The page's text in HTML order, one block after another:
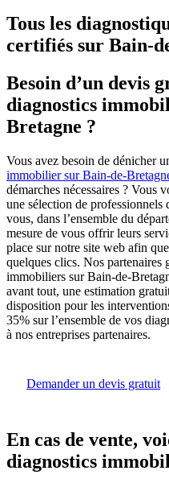
Tous les
certifiés sur Bain-
Besoin d’un devis
diagnostics
Bretagne ?
Vous avez besoin de dénicher
immobilier sur Bain-de-
démarches nécessaires ? Vous
une sélection de
vous, dans l’ensemble du
mesure de vous offrir leurs
place sur notre site web afin
quelques clics. Nos partenaires
immobiliers sur Bain-de-
avant tout, une estimation
disposition pour les
35% sur l’ensemble de vos
à nos entreprises partenaires.
Demander un devis gratuit
En cas de vente,
diagnostics